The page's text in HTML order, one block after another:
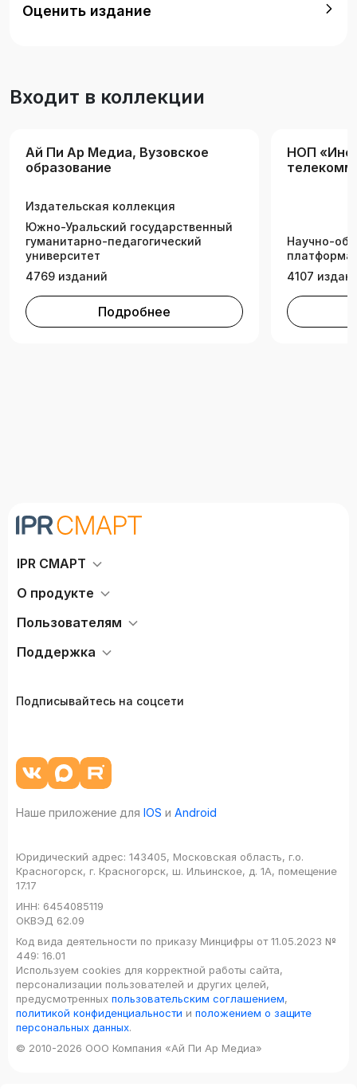
учетом требований Федерального
группе специальностей и направлений
«Схемотехника телекоммуникационных
устройств», «Аналоговая схемотехника».
Оценить издание
Входит в коллекции
Ай Пи Ар Медиа, Вузовское
образование
Издательская коллекция
Южно-Уральский государственный
гуманитарно-педагогический
университет
4769 изданий
Подробнее
НОП
Научно-
платформа
4107
IPR СМАРТ
О продукте
Пользователям
Поддержка
Подписывайтесь на соцсети
Наше приложение для IOS и Android
Юридический адрес: 143405, Московская область, г.о.
Красногорск, г. Красногорск, ш. Ильинское, д. 1А, помещение
17.17
ИНН: 6454085119
ОКВЭД 62.09
Код вида деятельности по приказу Минцифры от 11.05.2023 №
449: 16.01
Используем cookies для корректной работы сайта,
персонализации пользователей и других целей,
предусмотренных пользовательским соглашением,
политикой конфиденциальности и положением о защите
персональных данных.
© 2010-2026 ООО Компания «Ай Пи Ар Медиа»